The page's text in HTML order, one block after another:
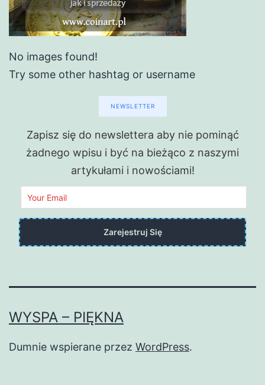
No images found!
Try some other hashtag or username
NEWSLETTER
Zapisz się do newslettera aby nie pominąć
żadnego wpisu i być na bieżąco z naszymi
artykułami i nowościami!
WYSPA – PIĘKNA
Dumnie wspierane przez WordPress.